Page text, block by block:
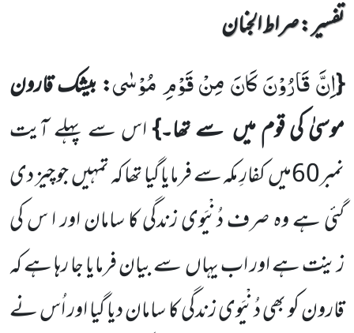
تفسیر : ‎صراط الجنان
{اِنَّ قَارُوْنَ كَانَ مِنْ قَوْمِ مُوْسٰى: بیشک قارون
موسیٰ کی قوم میں سے تھا۔}اس سے پہلے آیت
نمبر60میںکفارِمکہ سے فرمایا گیا تھا کہ تمہیںجو چیز دی
گئی ہے وہ صرف دُنْیَوی زندگی کا سامان اور ا س کی
زینت ہے اور اب یہاںسے بیان فرمایا جا رہا ہے کہ
قارون کو بھی دُنْیَوی زندگی کا سامان دیا گیا اور اُس نے